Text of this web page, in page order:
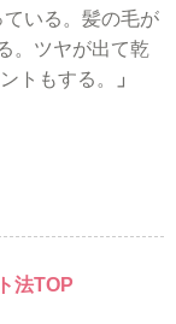
いる。髪の毛が
。ツヤが出て乾
トもする。
」
法TOP